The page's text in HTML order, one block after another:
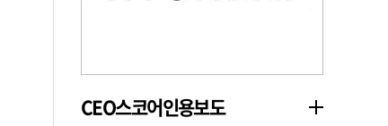
CEO스코어인용보도